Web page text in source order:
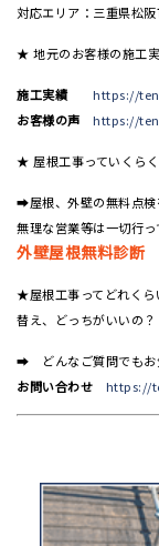
対応エリア：三重県松
★ 地元のお客様の施工実
施工実績
https://
お客様の声
https://
★ 屋根工事っていくら
➡屋根、外壁の無料点検
無理な営業等は一切行っ
外壁屋根無料診断
★屋根工事ってどれくら
替え、どっちがいいの？
➡ どんなご質問でもお
お問い合わせ
https://